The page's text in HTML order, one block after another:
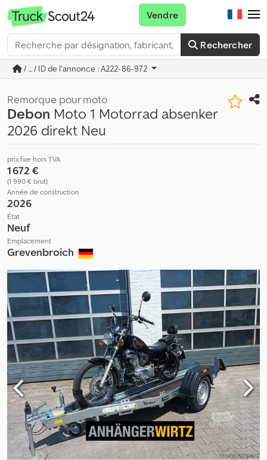
Rechercher
Vendre
/ ... / ID de l'annonce : A222-86-972
Remorque pour moto
Debon Moto 1 Motorrad absenker
2026 direkt Neu
prix fixe hors TVA
1 672 €
(1 990 € brut)
Année de construction
2026
État
Neuf
Emplacement
Grevenbroich